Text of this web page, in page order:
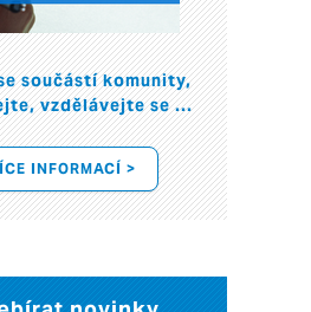
součástí komunity,
vzdělávejte se ...
INFORMACÍ >